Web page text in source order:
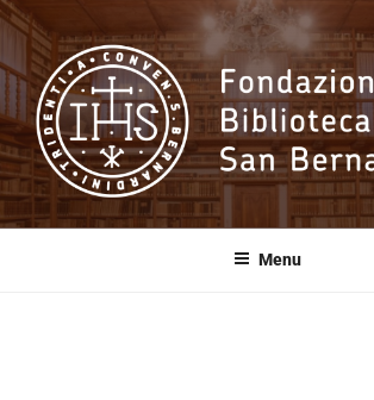
Salta
contenuto
Fondazione
Biblioteca SanMenu